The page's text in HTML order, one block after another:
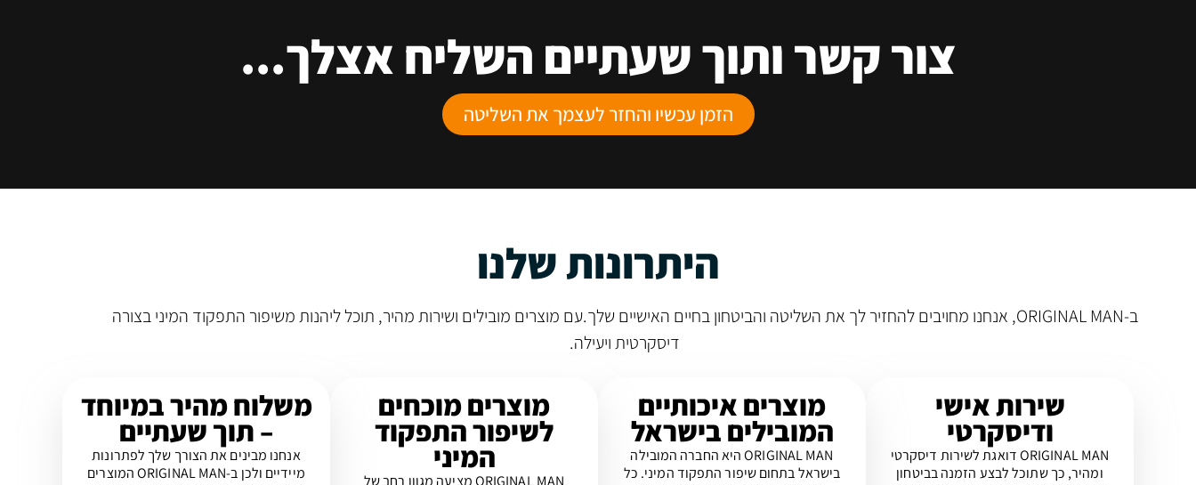
צור קשר ותוך שעתיים השליח אצלך...
הזמן עכשיו והחזר לעצמך את השליטה
היתרונות שלנו
ב-ORIGINAL MAN, אנחנו מחויבים להחזיר לך את השליטה והביטחון בחיים האישיים שלך.עם מוצרים מובילים ושירות מהיר, תוכל ליהנות משיפור התפקוד המיני בצורה
דיסקרטית ויעילה.
שירות אישי
ודיסקרטי
ORIGINAL MAN דואגת לשירות דיסקרטי
ומהיר, כך שתוכל לבצע הזמנה בביטחון
מוצרים איכותיים
המובילים בישראל
ORIGINAL MAN היא החברה המובילה
בישראל בתחום שיפור התפקוד המיני. כל
מוצרים מוכחים
לשיפור התפקוד
המיני
ORIGINAL MAN מציעה מגוון רחב של
משלוח מהיר במיוחד
– תוך שעתיים
אנחנו מבינים את הצורך שלך לפתרונות
מיידיים ולכן ב-ORIGINAL MAN המוצרים